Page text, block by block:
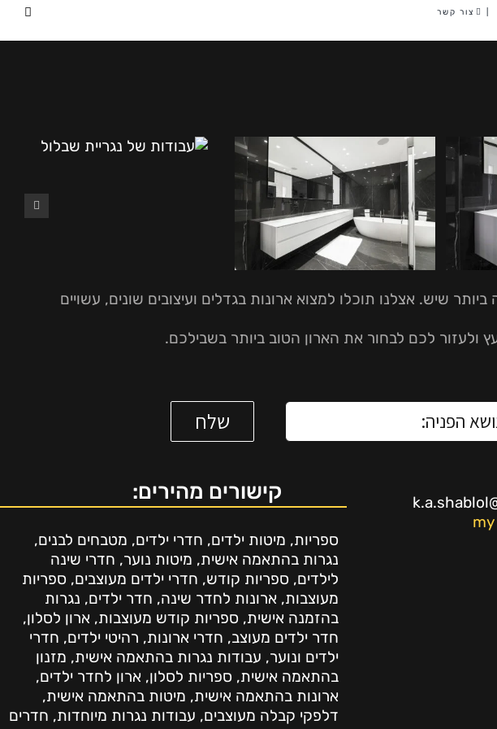
צור קשר
שיש. אצלנו תוכלו למצוא ארונות בגדלים ועיצובים שונים, עשויים
ולעזור לכם לבחור את הארון הטוב ביותר בשבילכם.
קישורים מהירים:
ספריות, מיטות ילדים, חדרי ילדים, מטבחים לבנים,
נגרות בהתאמה אישית, מיטות נוער, חדרי שינה
לילדים, ספריות קודש, חדרי ילדים מעוצבים, ספריות
מעוצבות, ארונות לחדר שינה, חדר ילדים, נגרות
בהזמנה אישית, ספריות קודש מעוצבות, ארון לסלון,
חדר ילדים מעוצב, חדרי ארונות, רהיטי ילדים, חדרי
ילדים ונוער, עבודות נגרות בהתאמה אישית, מזנון
בהתאמה אישית, ספריות לסלון, ארון לחדר ילדים,
ארונות בהתאמה אישית, מיטות בהתאמה אישית,
דלפקי קבלה מעוצבים, עבודות נגרות מיוחדות, חדרים